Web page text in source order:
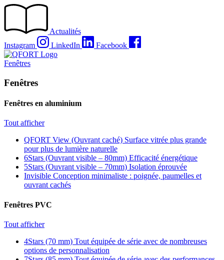
Passer
Actualités
Instagram
LinkedIn Facebook
Fenêtres
Fenêtres
Fenêtres en aluminium
Tout afficher
QFORT View (Ouvrant caché) Surface vitrée plus grande
pour plus de lumière naturelle
6Stars (Ouvrant visible – 80mm) Efficacité énergétique
5Stars (Ouvrant visible – 70mm) Isolation éprouvée
Invisible Conception minimaliste : poignée, paumelles et
ouvrant cachés
Fenêtres PVC
Tout afficher
4Stars (70 mm) Tout équipée de série avec de nombreuses
options de personnalisation